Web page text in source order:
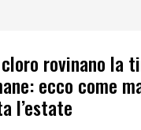
rovinano la
ecco come
l’estate